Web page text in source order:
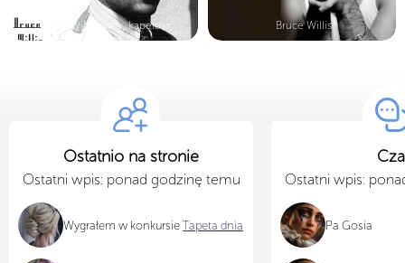
Bruce Willis,jasny, kapelusz Bruce Willis
Ostatnio na stronie
Ostatni wpis: ponad godzinę temu
Wygrałem w konkursie Tapeta dnia
Ostatni wpis:
Pa Gosia